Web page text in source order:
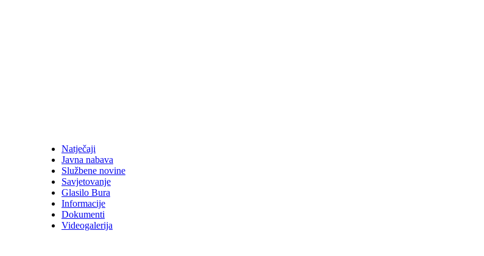
Natječaji
Javna nabava
Službene novine
Savjetovanje
Glasilo Bura
Informacije
Dokumenti
Videogalerija